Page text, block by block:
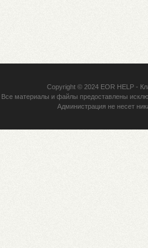
Copyright © 2024 EOR HELP-
Все материалы и файлы предоставлены
Администрация не несет